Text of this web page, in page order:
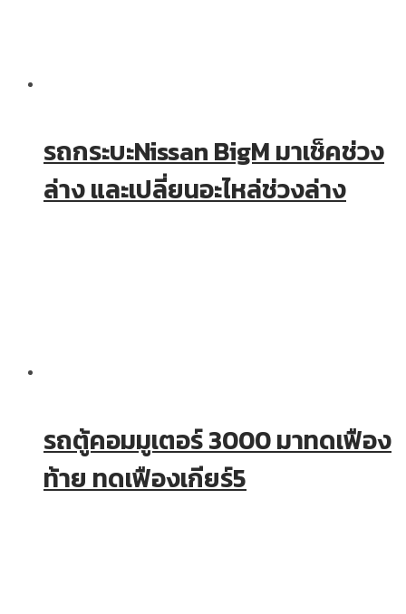
รถกระบะNissan BigM มาเช็คช่วง
ล่าง และเปลี่ยนอะไหล่ช่วงล่าง
รถตู้คอมมูเตอร์ 3000 มาทดเฟือง
ท้าย ทดเฟืองเกียร์5